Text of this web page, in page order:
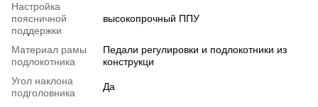
Настройка
поясничной
поддержки
высокопрочный ППУ
Материал рамы
подлокотника
Педали регулировки и подлокотники из
конструкци
Угол наклона
подголовника
Да